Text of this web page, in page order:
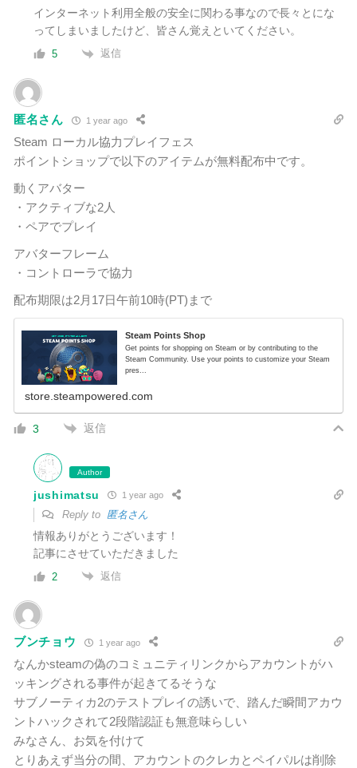
インターネット利用全般の安全に関わる事なので長々とにな
ってしまいましたけど、皆さん覚えといてください。
5 返信
匿名さん 1 year ago
Steam ローカル協力プレイフェス
ポイントショップで以下のアイテムが無料配布中です。
動くアバター
・アクティブな2人
・ペアでプレイ
アバターフレーム
・コントローラで協力
配布期限は2月17日午前10時(PT)まで
Steam Points Shop
Get points for shopping on Steam or by contributing to the
Steam Community. Use your points to customize your Steam
pres...
store.steampowered.com
3 返信
Author
jushimatsu 1 year ago
Reply to 匿名さん
情報ありがとうございます！
記事にさせていただきました
2 返信
ブンチョウ 1 year ago
なんかsteamの偽のコミュニティリンクからアカウントがハ
ッキングされる事件が起きてるそうな
サブノーティカ2のテストプレイの誘いで、踏んだ瞬間アカウ
ントハックされて2段階認証も無意味らしい
みなさん、お気を付けて
とりあえず当分の間、アカウントのクレカとペイパルは削除